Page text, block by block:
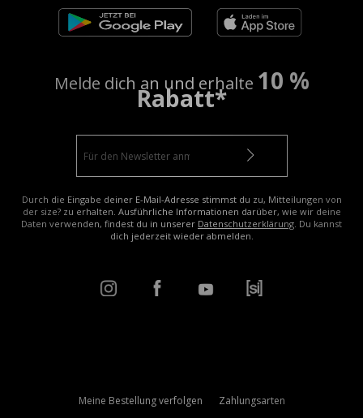
Melde dich an und erhalte 10 %
Rabatt*
Durch die Eingabe deiner E-Mail-Adresse stimmst du zu, Mitteilungen von
der size? zu erhalten. Ausführliche Informationen darüber, wie wir deine
Daten verwenden, findest du in unserer Datenschutzerklärung. Du kannst
dich jederzeit wieder abmelden.
Meine Bestellung verfolgen
Zahlungsarten